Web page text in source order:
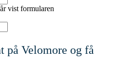
vist formularen
på Velomore og få